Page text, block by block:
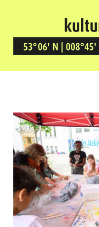
Kultur Vor Ort
BREMEN GRÖPELINGEN